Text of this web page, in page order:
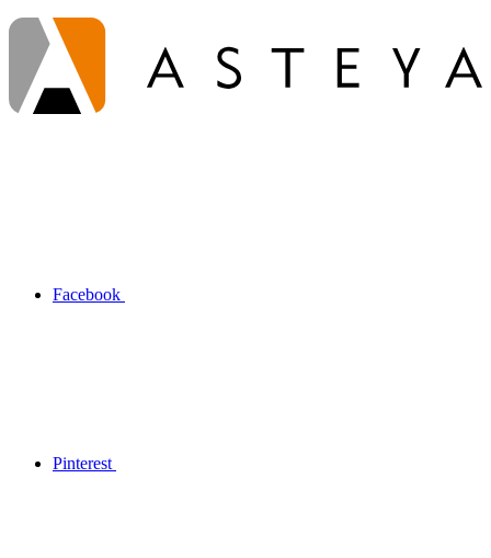
Facebook
Pinterest